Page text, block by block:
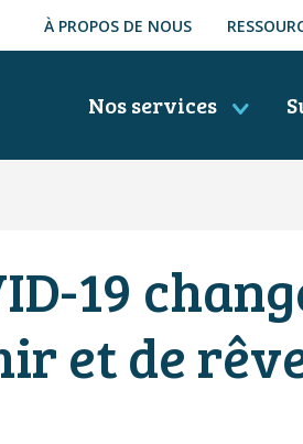
À PROPOS DE NOUS
Nos services
19
et de